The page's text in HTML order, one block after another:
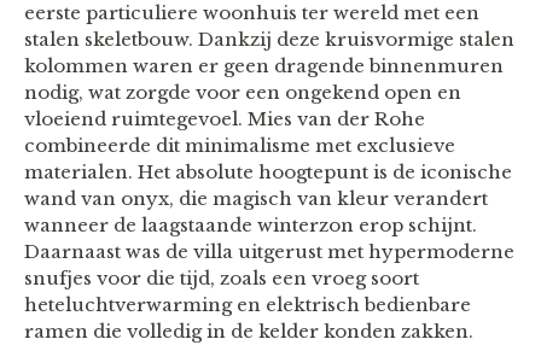
eerste particuliere woonhuis ter wereld met een
stalen skeletbouw. Dankzij deze kruisvormige stalen
kolommen waren er geen dragende binnenmuren
nodig, wat zorgde voor een ongekend open en
vloeiend ruimtegevoel. Mies van der Rohe
combineerde dit minimalisme met exclusieve
materialen. Het absolute hoogtepunt is de iconische
wand van onyx, die magisch van kleur verandert
wanneer de laagstaande winterzon erop schijnt.
Daarnaast was de villa uitgerust met hypermoderne
snufjes voor die tijd, zoals een vroeg soort
heteluchtverwarming en elektrisch bedienbare
ramen die volledig in de kelder konden zakken.